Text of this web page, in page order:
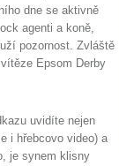
dne se aktivně
agenti a koně,
pozornost. Zvláště
Epsom Derby
uvidíte nejen
i hřebcovo video) a
je synem klisny